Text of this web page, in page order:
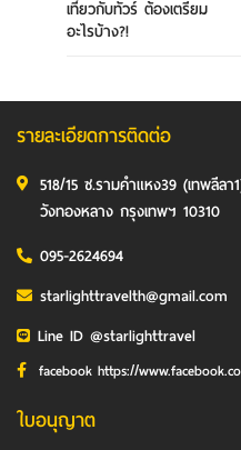
รายละเอียดการติดต่อ
518/15 ซ.รามคำแหง39 (เทพลีล
วังทองหลาง กรุงเทพฯ 10310
095-2624694
starlighttravelth@gmail.com
Line ID @starlighttravel
facebook https://
ใบอนุญาต